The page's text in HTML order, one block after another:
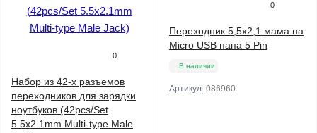
0
Набор из 42-х разъемов
переходников для зарядки
ноутбуков (42pcs/Set
5.5x2.1mm Multi-type Male
0
Переходник 5,5x2,1 мама на
Micro USB папа 5 Pin
В наличии
Артикул: 086960